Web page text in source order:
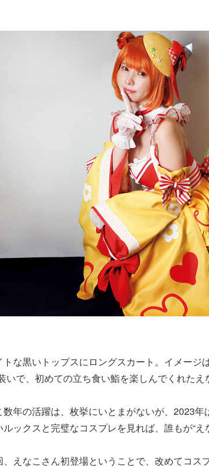
トな黒いトップスにロングスカート。イメージ
いで、初めての立ち食い鮨を楽しんでくれたえ
数年の活躍は、枚挙にいとまがないが、2023
ルックスと完璧なコスプレを見れば、誰もが“え
、えなこさん初登場ということで、改めてコス